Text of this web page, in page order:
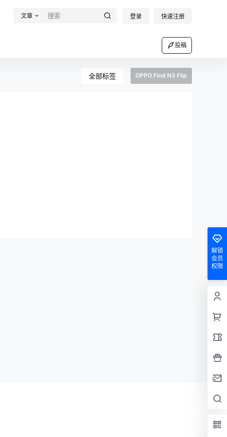
文章 登录 快速注册
投稿
全部标签 OPPO Find N3 Flip
解锁
会员
权限